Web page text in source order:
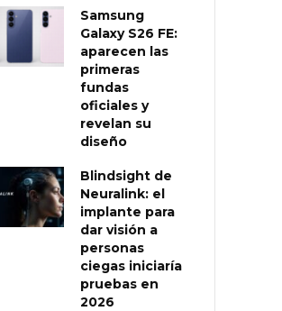
Samsung
Galaxy S26 FE:
aparecen las
primeras
fundas
oficiales y
revelan su
diseño
Blindsight de
Neuralink: el
implante para
dar visión a
personas
ciegas iniciaría
pruebas en
2026